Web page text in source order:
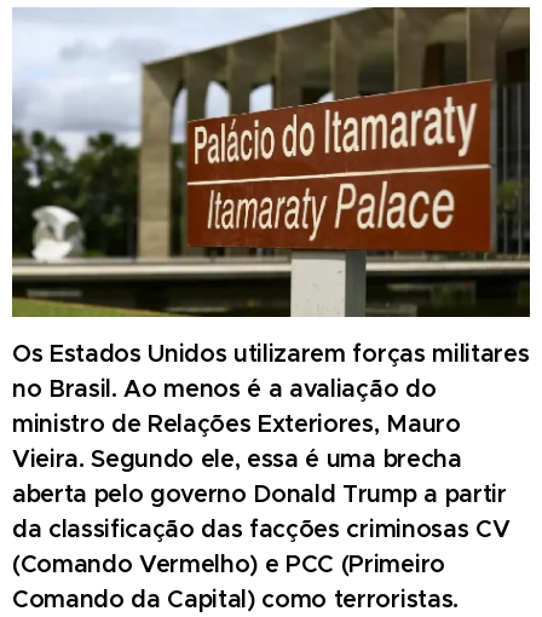
Os Estados Unidos utilizarem forças militares
no Brasil. Ao menos é a avaliação do
ministro de Relações Exteriores, Mauro
Vieira. Segundo ele, essa é uma brecha
aberta pelo governo Donald Trump a partir
da classificação das facções criminosas CV
(Comando Vermelho) e PCC (Primeiro
Comando da Capital) como terroristas.